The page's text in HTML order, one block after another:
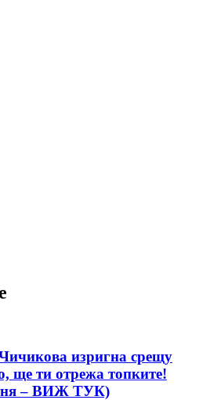
изригна срещу
ще ти отрежа топките!
– ВИЖ ТУК)